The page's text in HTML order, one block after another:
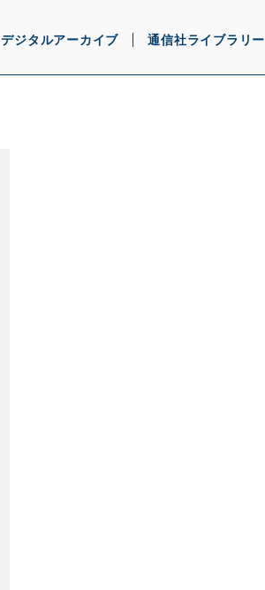
デジタルアーカイブ 通信社ライブラリー